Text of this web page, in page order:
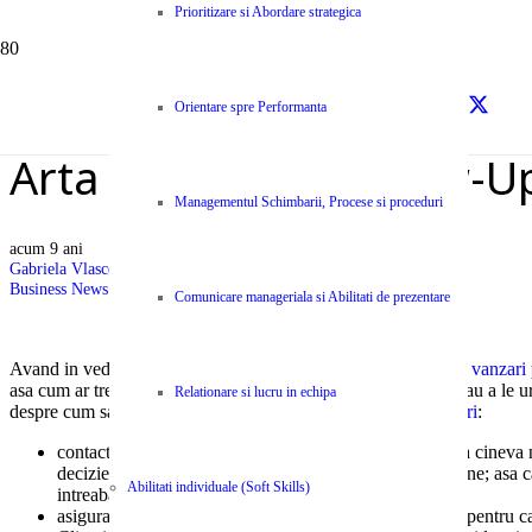
Prioritizare si Abordare strategica
Orientare spre Performanta
Managementul Schimbarii, Procese si proceduri
Comunicare manageriala si Abilitati de prezentare
Relationare si lucru in echipa
Abilitati individuale (Soft Skills)
Arta de a face „Follow-
acum 9 ani
Gabriela Vlasceanu
Business News Centype
,Resurse
Avand in vedere cat de important este sa detii vanzari
asa cum ar trebui. Este vorba despre a nu urmari lead-urile, sau a le
despre cum sa „lucrezi” asa cum trebuie un prospect in
vanzari:
contacteaza persoana potrivita inca de la inceput – daca
decizie in privinta produsului sau serviciului oferit de tine; asa
intreaba si roaga sa fii indrumat catre ea
asigura-te ca faci o prima impresie buna – un alt motiv pentru